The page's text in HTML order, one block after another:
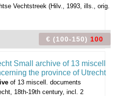
Vechtstreek (Hilv., 1993, ills., orig.
€ (100-150) 100
of 13 miscell. documents
18th-19th century, incl. 2